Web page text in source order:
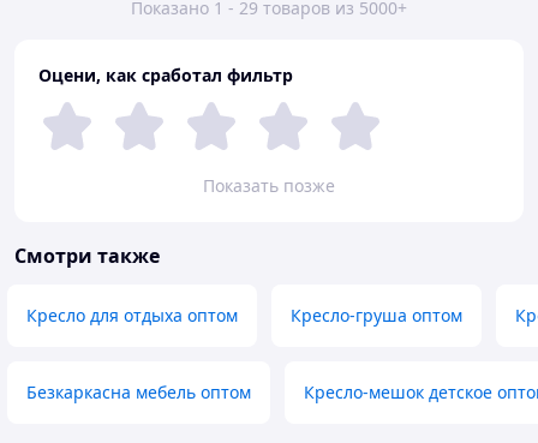
Показано 1 - 29 товаров из 5000+
Оцени, как сработал фильтр
Показать позже
Смотри также
Кресло для отдыха оптом Кресло-груша оптом
Безкаркасна мебель оптом Кресло-мешок детское